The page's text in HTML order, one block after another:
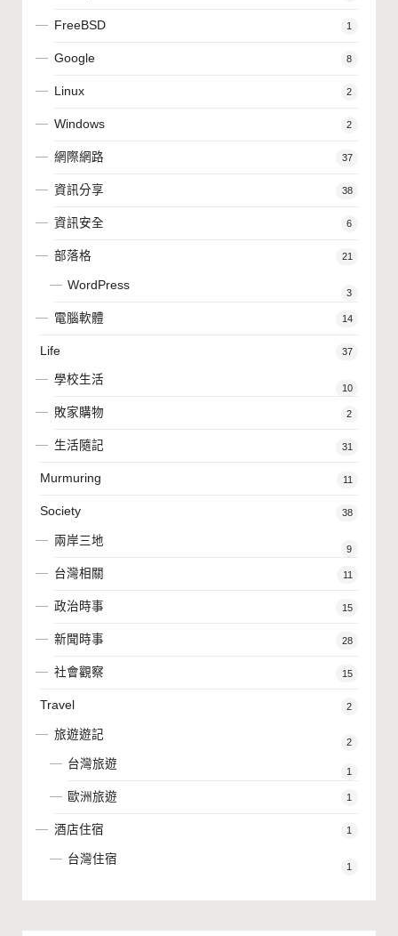
FreeBSD 1
Google 8
Linux 2
Windows 2
網際網路 37
資訊分享 38
資訊安全 6
部落格 21
WordPress
3
電腦軟體 14
Life 37
學校生活
10
敗家購物 2
生活隨記 31
Murmuring 11
Society 38
兩岸三地
9
台灣相關 11
政治時事 15
新聞時事 28
社會觀察 15
Travel 2
旅遊遊記
2
台灣旅遊
1
歐洲旅遊 1
酒店住宿 1
台灣住宿
1